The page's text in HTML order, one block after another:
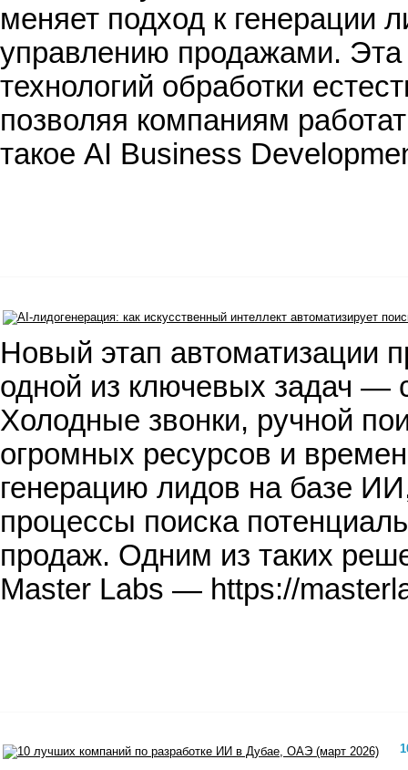
меняет подход к генерации
управлению продажами.
технологий обработки
позволяя компаниям
такое AI Business
Новый этап автоматизации
одной из ключевых задач —
Холодные звонки, ручной
огромных ресурсов и
генерацию лидов на базе
процессы поиска
продаж. Одним из таких
Master Labs — https://